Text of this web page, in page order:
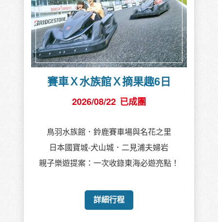
賽車Ｘ水族館Ｘ摘果趣6日
2026/08/22 已成團
鳥羽水族館．鈴鹿賽車場與名花之里
日本國寶城-犬山城．二見浦夫婦岩
親子樂遊提案：一次收錄東海必遊亮點！
詳細行程